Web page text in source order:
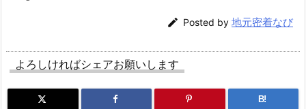
 Posted by 地元密着なび
よろしければシェアお願いします
B!